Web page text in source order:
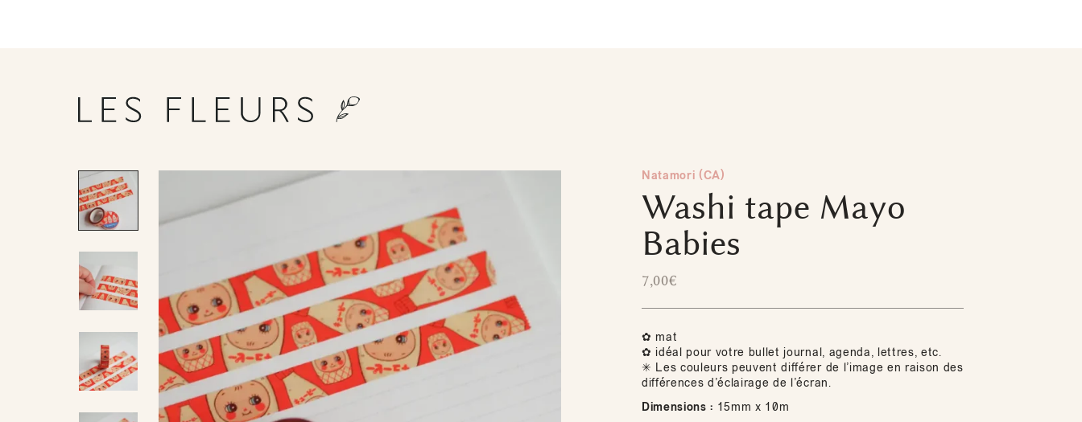
Natamori (CA)
Washi tape Mayo
Babies
7,00€
✿ mat
✿ idéal pour votre bullet journal, agenda, lettres, etc.
✳ Les couleurs peuvent différer de l’image en raison des
différences d’éclairage de l’écran.
Dimensions : 15mm x 10m